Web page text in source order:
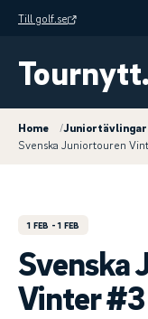
Till golf.se
Tournytt.
Home /Juniortävlingar
Svenska Juniortouren
1 FEB - 1 FEB
Svenska
Vinter